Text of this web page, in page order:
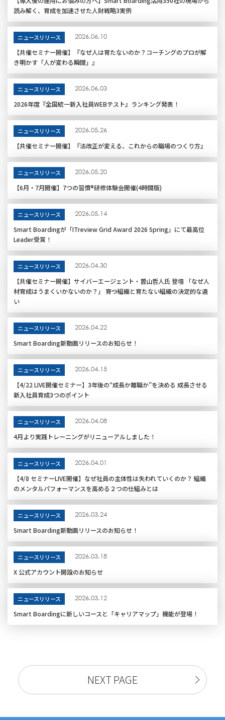
読み解く、育成を加速させた人財戦略3実例
ニュースリリース
2026.06.10
【共催セミナー開催】『なぜ人は育たないのか？コーチングのプロが解
き明かす「人が変わる瞬間」』
ニュースリリース
2026.06.03
2026年度『全国統一新入社員WEBテスト』ランキング発表！
ニュースリリース
2026.05.26
【共催セミナー開催】『法改正が変える、これからの職場のつくり方』
ニュースリリース
2026.05.20
【6月・7月開催】7つの習慣®研修体験会開催(4時間版)
ニュースリリース
2026.05.14
Smart Boardingが「ITreview Grid Award 2026 Spring」にて最高位
Leader受賞！
ニュースリリース
2026.04.30
【共催セミナー開催】サイバーエージェント・曽山哲人氏 登壇 「なぜ人
材育成はうまくいかないのか？」 ――育つ組織と育たない組織の決定的な違
い
ニュースリリース
2026.04.22
Smart Boarding新動画リリースのお知らせ！
ニュースリリース
2026.04.15
【4/22 LIVE開催セミナー】3年後の“成長か離職か”を決める 成長させる
新入社員育成3つのポイント
ニュースリリース
2026.04.08
4月より実践トレーニングがリニューアルしました！
ニュースリリース
2026.04.01
【4/8 セミナーLIVE開催】なぜ社員の主体性は失われていくのか？ 組織
のメンタルパフォーマンスを高める２つの仕組みとは
ニュースリリース
2026.03.24
Smart Boarding新動画リリースのお知らせ！
ニュースリリース
2026.03.18
X 公式アカウント開設のお知らせ
ニュースリリース
2026.03.12
Smart Boardingに新しいコースと「キャリアマップ」機能が登場！
NEXT PAGE